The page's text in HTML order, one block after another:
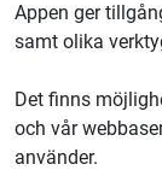
Appen ger
samt olika
Det finns
och vår
använder.